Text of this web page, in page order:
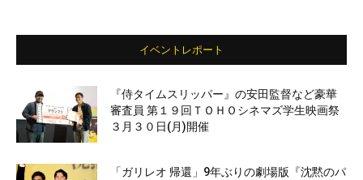
イベントレポート
『侍タイムスリッパー』の安田監督など豪華
審査員 第１９回ＴＯＨＯシネマズ学生映画祭
３月３０日(月)開催
「ガリレオ 帰還」9年ぶりの劇場版『沈黙のパ